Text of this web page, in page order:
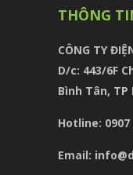
THÔNG
CÔNG TY
D/c: 443/6F
Bình Tân, TP
Hotline: 0907
Email: